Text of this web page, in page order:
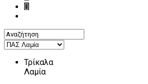
Τρίκαλα
Λαμία